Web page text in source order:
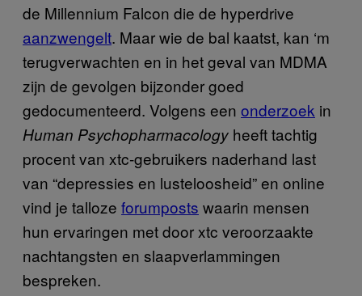
de Millennium Falcon die de hyperdrive
aanzwengelt. Maar wie de bal kaatst, kan ‘m
terugverwachten en in het geval van MDMA
zijn de gevolgen bijzonder goed
gedocumenteerd. Volgens een onderzoek in
Human Psychopharmacology heeft tachtig
procent van xtc-gebruikers naderhand last
van “depressies en lusteloosheid” en online
vind je talloze forumposts waarin mensen
hun ervaringen met door xtc veroorzaakte
nachtangsten en slaapverlammingen
bespreken.